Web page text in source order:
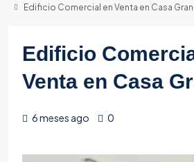
Edificio Comercial en Venta en Casa
Edificio
Venta en Casa
6 meses ago 0